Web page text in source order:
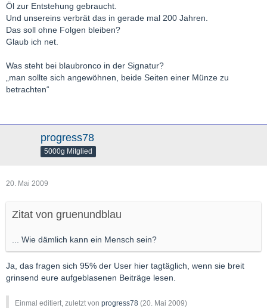
Öl zur Entstehung gebraucht.
Und unsereins verbrät das in gerade mal 200 Jahren.
Das soll ohne Folgen bleiben?
Glaub ich net.
Was steht bei blaubronco in der Signatur?
„man sollte sich angewöhnen, beide Seiten einer Münze zu
betrachten“
progress78
5000g Mitglied
20. Mai 2009
Zitat von gruenundblau
... Wie dämlich kann ein Mensch sein?
Ja, das fragen sich 95% der User hier tagtäglich, wenn sie breit
grinsend eure aufgeblasenen Beiträge lesen.
Einmal editiert, zuletzt von progress78 (20. Mai 2009)